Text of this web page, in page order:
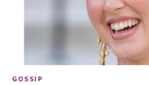
GOSSIP